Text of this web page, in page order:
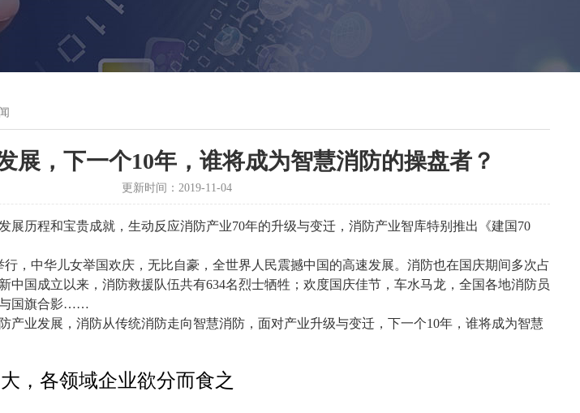
展，下一个10年，谁将成为智慧消防的操盘者？
更新时间：2019-11-04
展历程和宝贵成就，生动反应消防产业70年的升级与变迁，消防产业智库特别推出《建国 70
行，中华儿女举国欢庆，无比自豪，全世界人民震撼中国的高速发展。消防也在国庆期间多次占
中国成立以来，消防救援队伍共有634名烈士牺牲；欢度国庆佳节，车水马龙，全国各地消防员
国旗合影……
产业发展，消防从传统消防走向智慧消防，面对产业升级与变迁，下一个10年，谁将成为智慧
，各领域企业欲分而食之